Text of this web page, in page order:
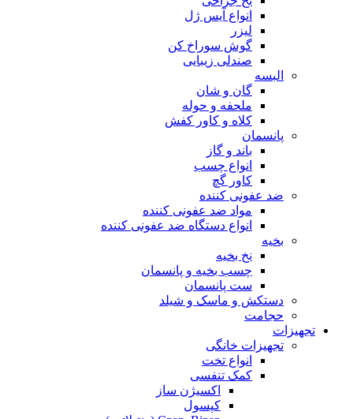
انواع آیس ژل
لیزر
گوش سوراخ کن
صندلی زیبایی
البسه
گان و شان
ملحفه و حوله
کلاه و کاور کفش
پانسمان
باند و گاز
انواع چسب
کاور گچ
ضد عفونی کننده
مواد ضد عفونی کننده
انواع دستگاه ضد عفونی کننده
بخیه
نخ بخیه
چسب بخیه و پانسمان
ست پانسمان
دستکش و ماسک و شیلد
حجامت
تجهیزات
تجهیزات خانگی
انواع تخت
کمک تنفسی
اکسیژن ساز
کپسول